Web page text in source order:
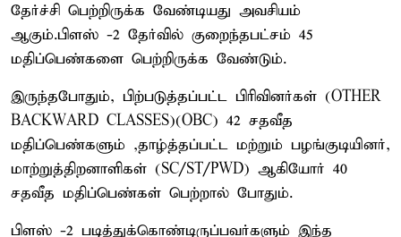
தேர்ச்சி பெற்றிருக்க வேண்டியது அவசியம்
ஆகும்.பிளஸ் -2 தேர்வில் குறைந்தபட்சம் 45
மதிப்பெண்களை பெற்றிருக்க வேண்டும்.
இருந்தபோதும், பிற்படுத்தப்பட்ட பிரிவினர்கள் (OTHER
BACKWARD CLASSES)(OBC) 42 சதவீத
மதிப்பெண்களும் ,தாழ்த்தப்பட்ட மற்றும் பழங்குடியினர்,
மாற்றுத்திறனாளிகள் (SC/ST/PWD) ஆகியோர் 40
சதவீத மதிப்பெண்கள் பெற்றால் போதும்.
பிளஸ் -2 படித்துக்கொண்டிருப்பவர்களும் இந்த